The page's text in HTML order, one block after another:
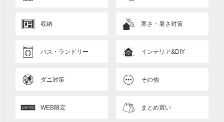
収納 寒さ・暑さ対策
バス・ランドリー インテリア&DIY
ダニ対策 その他
WEB限定 まとめ買い